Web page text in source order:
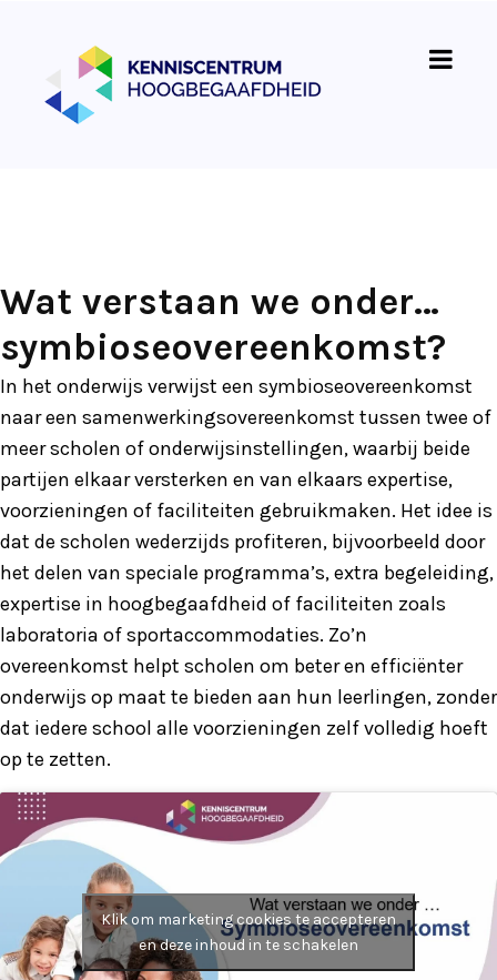
Wat verstaan we onder…
symbioseovereenkomst?
In het onderwijs verwijst een symbioseovereenkomst
naar een samenwerkingsovereenkomst tussen twee of
meer scholen of onderwijsinstellingen, waarbij beide
partijen elkaar versterken en van elkaars expertise,
voorzieningen of faciliteiten gebruikmaken. Het idee is
dat de scholen wederzijds profiteren, bijvoorbeeld door
het delen van speciale programma’s, extra begeleiding,
expertise in hoogbegaafdheid of faciliteiten zoals
laboratoria of sportaccommodaties. Zo’n
overeenkomst helpt scholen om beter en efficiënter
onderwijs op maat te bieden aan hun leerlingen, zonder
dat iedere school alle voorzieningen zelf volledig hoeft
op te zetten.
Klik om marketing cookies te accepteren
en deze inhoud in te schakelen